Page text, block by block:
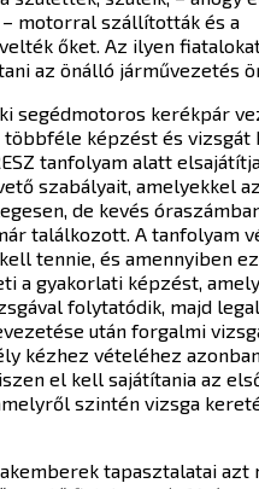
motorral szállították és a
őket. Az ilyen
az önálló járművezetés
segédmotoros kerékpár
többféle képzést és vizsgát
tanfolyam alatt
szabályait, amelyekkel
de kevés
találkozott. A tanfolyam
tennie, és amennyiben
a gyakorlati képzést,
folytatódik, majd
után forgalmi
kézhez vételéhez
el kell sajátítania az
szintén vizsga
tapasztalatai azt